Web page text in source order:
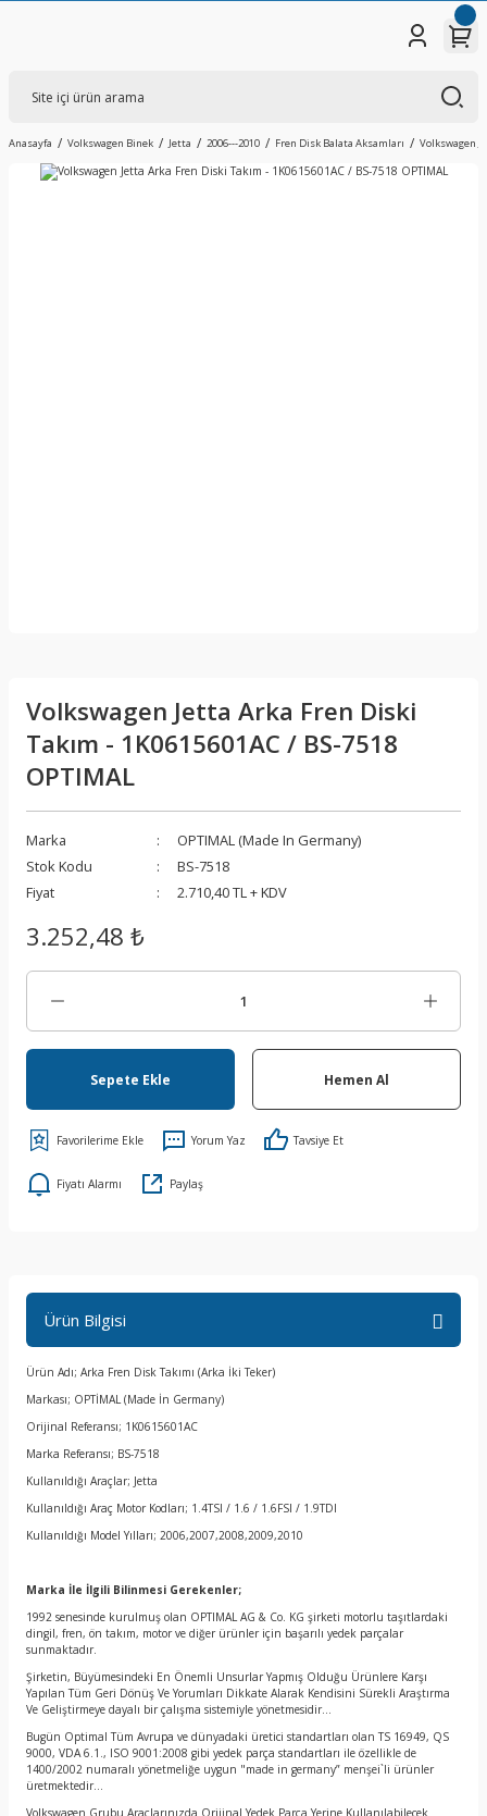
Anasayfa Volkswagen Binek Jetta 2006---2010 Fren Disk Balata Aksamları Volkswagen
Volkswagen Jetta Arka Fren Diski
Takım - 1K0615601AC / BS-7518
OPTIMAL
Marka
OPTIMAL (Made In Germany)
Stok Kodu
BS-7518
Fiyat
2.710,40 TL + KDV
3.252,48 ₺
Sepete Ekle Hemen Al
Yorum Yaz Tavsiye Et
Fiyatı Alarmı Paylaş
Ürün Bilgisi
Ürün Adı; Arka Fren Disk Takımı (Arka İki Teker)
Markası; OPTİMAL (Made İn Germany)
Orijinal Referansı; 1K0615601AC
Marka Referansı; BS-7518
Kullanıldığı Araçlar; Jetta
Kullanıldığı Araç Motor Kodları; 1.4TSI / 1.6 / 1.6FSI / 1.9TDI
Kullanıldığı Model Yılları; 2006,2007,2008,2009,2010
Marka İle İlgili Bilinmesi Gerekenler;
1992 senesinde kurulmuş olan OPTIMAL AG & Co. KG şirketi motorlu taşıtlardaki
dingil, fren, ön takım, motor ve diğer ürünler için başarılı yedek parçalar
sunmaktadır.
Şirketin, Büyümesindeki En Önemli Unsurlar Yapmış Olduğu Ürünlere Karşı
Yapılan Tüm Geri Dönüş Ve Yorumları Dikkate Alarak Kendisini Sürekli Araştırma
Ve Geliştirmeye dayalı bir çalışma sistemiyle yönetmesidir…
Bugün Optimal Tüm Avrupa ve dünyadaki üretici standartları olan TS 16949, QS
9000, VDA 6.1., ISO 9001:2008 gibi yedek parça standartları ile özellikle de
1400/2002 numaralı yönetmeliğe uygun "made in germany” menşei`li ürünler
üretmektedir…
Volkswagen Grubu Araçlarınızda Orijinal Yedek Parça Yerine Kullanılabilecek